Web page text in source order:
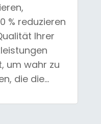
% reduzieren
Ihrer
um wahr zu
die die...